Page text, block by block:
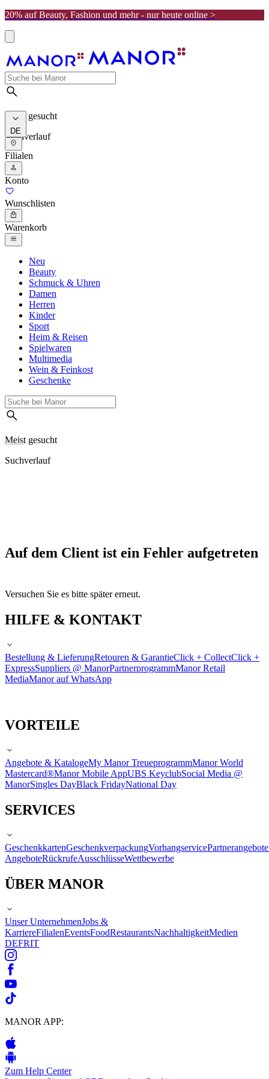
20% auf Beauty, Fashion und mehr - nur heute online >
Meist gesucht
Suchverlauf
DE
Filialen
Konto
Wunschlisten
Warenkorb
Neu
Beauty
Schmuck & Uhren
Damen
Herren
Kinder
Sport
Heim & Reisen
Spielwaren
Multimedia
Wein & Feinkost
Geschenke
Meist gesucht
Suchverlauf
Auf dem Client ist ein Fehler aufgetreten
Versuchen Sie es bitte später erneut.
HILFE & KONTAKT
Bestellung & LieferungRetouren & GarantieClick + CollectClick +
ExpressSuppliers @ ManorPartnerprogrammManor Retail
MediaManor auf WhatsApp
VORTEILE
Angebote & KatalogeMy Manor TreueprogrammManor World
Mastercard®Manor Mobile AppUBS KeyclubSocial Media @
ManorSingles DayBlack FridayNational Day
SERVICES
GeschenkkartenGeschenkverpackungVorhangservicePartnerangebote
AngeboteRückrufeAusschlüsseWettbewerbe
ÜBER MANOR
Unser UnternehmenJobs &
KarriereFilialenEventsFoodRestaurantsNachhaltigkeitMedien
DEFRIT
MANOR APP:
Zum Help Center